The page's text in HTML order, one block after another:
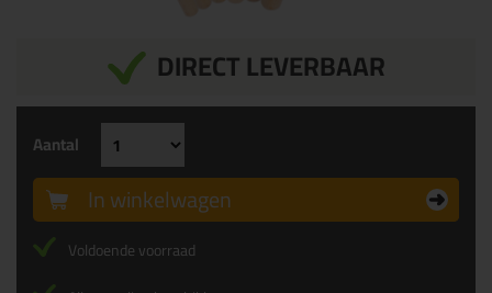
DIRECT LEVERBAAR
Aantal
In winkelwagen
Voldoende voorraad